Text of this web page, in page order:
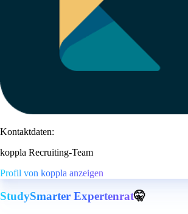
Kontaktdaten:
koppla Recruiting-Team
Profil von koppla anzeigen
StudySmarter Expertenrat🤫